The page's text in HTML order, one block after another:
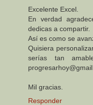
Excelente Excel.
En verdad
dedicas a compartir.
Así es como se
Quisiera
serías tan
Mil gracias.
Responder